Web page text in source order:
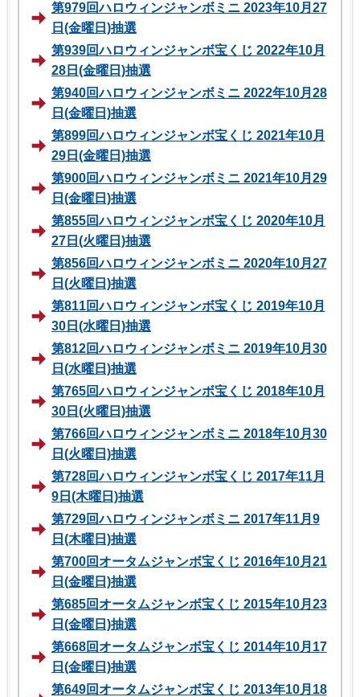
第979回ハロウィンジャンボミニ 2023年10月27
日(金曜日)抽選
第939回ハロウィンジャンボ宝くじ 2022年10月
28日(金曜日)抽選
第940回ハロウィンジャンボミニ 2022年10月28
日(金曜日)抽選
第899回ハロウィンジャンボ宝くじ 2021年10月
29日(金曜日)抽選
第900回ハロウィンジャンボミニ 2021年10月29
日(金曜日)抽選
第855回ハロウィンジャンボ宝くじ 2020年10月
27日(火曜日)抽選
第856回ハロウィンジャンボミニ 2020年10月27
日(火曜日)抽選
第811回ハロウィンジャンボ宝くじ 2019年10月
30日(水曜日)抽選
第812回ハロウィンジャンボミニ 2019年10月30
日(水曜日)抽選
第765回ハロウィンジャンボ宝くじ 2018年10月
30日(火曜日)抽選
第766回ハロウィンジャンボミニ 2018年10月30
日(火曜日)抽選
第728回ハロウィンジャンボ宝くじ 2017年11月
9日(木曜日)抽選
第729回ハロウィンジャンボミニ 2017年11月9
日(木曜日)抽選
第700回オータムジャンボ宝くじ 2016年10月21
日(金曜日)抽選
第685回オータムジャンボ宝くじ 2015年10月23
日(金曜日)抽選
第668回オータムジャンボ宝くじ 2014年10月17
日(金曜日)抽選
第649回オータムジャンボ宝くじ 2013年10月18